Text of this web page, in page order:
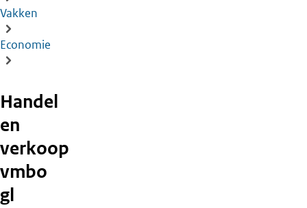
Vakken
Economie
Handel
en
verkoop
vmbo
gl